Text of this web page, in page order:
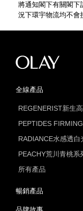
將通知閣下有關閣下
況下環宇物流均不會
全線產品
REGENERIST新生
PEPTIDES
RADIANCE水感透白
PEACHY荒川青桃系
所有產品
暢銷產品